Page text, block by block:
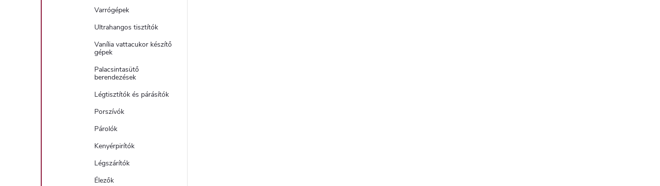
Varrógépek
Ultrahangos tisztítók
Vanília vattacukor készítő
gépek
Palacsintasütő
berendezések
Légtisztítók és párásítók
Porszívók
Párolók
Kenyérpirítók
Légszárítók
Élezők